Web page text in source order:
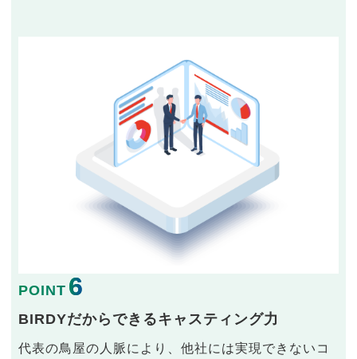
POINT 6
BIRDYだからできるキャスティング力
代表の鳥屋の人脈により、他社には実現できないコ